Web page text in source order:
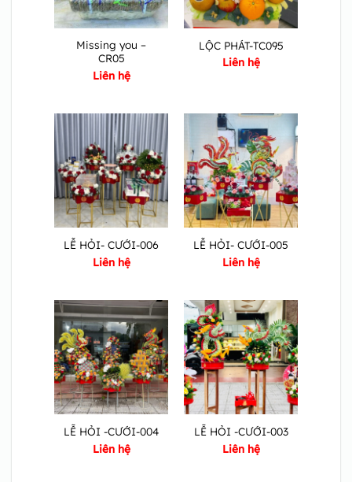
Missing you –
CR05
Liên hệ
LỘC PHÁT-TC095
Liên hệ
LỄ HỎI- CƯỚI-006
Liên hệ
LỄ HỎI- CƯỚI-005
Liên hệ
LỄ HỎI -CƯỚI-004
Liên hệ
LỄ HỎI -CƯỚI-003
Liên hệ